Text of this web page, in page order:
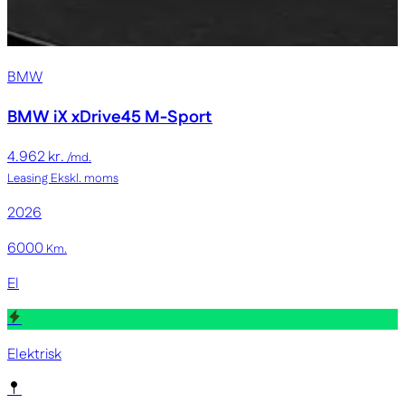
BMW
BMW iXxDrive45 M-Sport
4.962 kr./md.
Leasing Ekskl. moms
2026
6000 Km.
El
Elektrisk